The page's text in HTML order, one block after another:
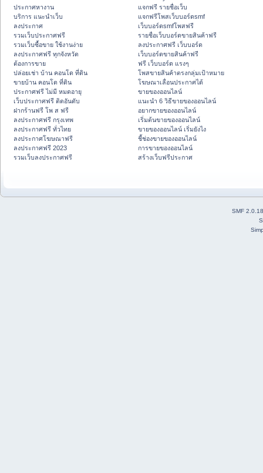
ประกาศหางาน
บริการ แนะนำเว็บ
ลงประกาศ
รวมเว็บประกาศฟรี
รวมเว็บซื้อขาย ใช้งานง่าย
ลงประกาศฟรี ทุกจังหวัด
ต้องการขาย
ปล่อยเช่า บ้าน คอนโด ที่ดิน
ขายบ้าน คอนโด ที่ดิน
ประกาศฟรี ไม่มี หมดอายุ
เว็บประกาศฟรี ติดอันดับ
ฝากร้านฟรี โพ ส ฟรี
ลงประกาศฟรี กรุงเทพ
ลงประกาศฟรี ทั่วไทย
ลงประกาศโฆษณาฟรี
ลงประกาศฟรี 2023
รวมเว็บลงประกาศฟรี
แจกฟรี รายชื่อเว็บ
แจกฟรีโพสเว็บบอร์ดsmf
เว็บบอร์ดsmfโพสฟรี
รายชื่อเว็บบอร์ดขายสินค้าฟรี
ลงประกาศฟรี เว็บบอร์ด
เว็บบอร์ดขายสินค้าฟรี
ฟรี เว็บบอร์ด แรงๆ
โพสขายสินค้าตรงกลุ่มเป้าหมาย
โฆษณาเลื่อนประกาศได้
ขายของออนไลน์
แนะนำ 6 วิธีขายของออนไลน์
อยากขายของออนไลน์
เริ่มต้นขายของออนไลน์
ขายของออนไลน์ เริ่มยังไง
ชี้ช่องขายของออนไลน์
การขายของออนไลน์
สร้างเว็บฟรีประกาศ
SMF 2.0.18